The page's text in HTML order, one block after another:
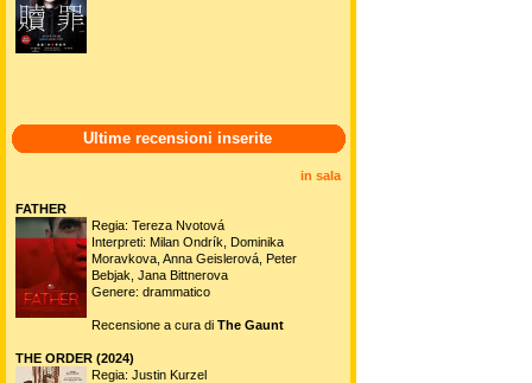
Ultime recensioni inserite
in sala
FATHER
Regia: Tereza Nvotová
Interpreti: Milan Ondrík, Dominika
Moravkova, Anna Geislerová, Peter
Bebjak, Jana Bittnerova
Genere: drammatico
Recensione a cura di The Gaunt
THE ORDER (2024)
Regia: Justin Kurzel